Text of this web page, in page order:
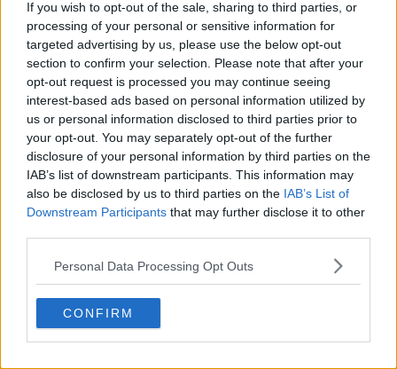
If you wish to opt-out of the sale, sharing to third parties, or
processing of your personal or sensitive information for
targeted advertising by us, please use the below opt-out
section to confirm your selection. Please note that after your
opt-out request is processed you may continue seeing
interest-based ads based on personal information utilized by
us or personal information disclosed to third parties prior to
your opt-out. You may separately opt-out of the further
disclosure of your personal information by third parties on the
IAB’s list of downstream participants. This information may
also be disclosed by us to third parties on the IAB’s List of
Downstream Participants that may further disclose it to other
Personal Data Processing Opt Outs
CONFIRM
20 de rețete de salate de vară fără prelucrare termică
06.08.2026